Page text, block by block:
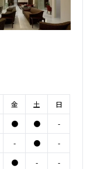
金 土
日
● ●
-
- ●
-
● - -